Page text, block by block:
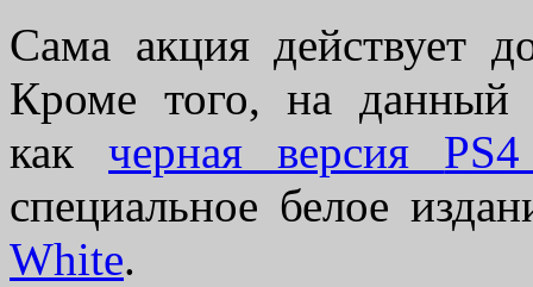
Сама акция действует
Кроме того, на
какчерная версия
специальное белое
White.